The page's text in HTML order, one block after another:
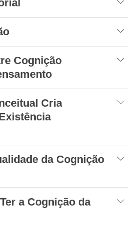
Cognição
Cria
da Cognição
a Cognição da